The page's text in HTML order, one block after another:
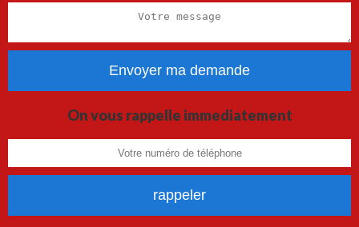
On vous rappelle immediatement